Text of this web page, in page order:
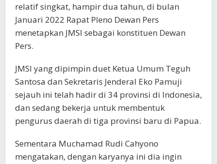
relatif singkat, hampir dua tahun, di bulan
Januari 2022 Rapat Pleno Dewan Pers
menetapkan JMSI sebagai konstituen Dewan
Pers.
JMSI yang dipimpin duet Ketua Umum Teguh
Santosa dan Sekretaris Jenderal Eko Pamuji
sejauh ini telah hadir di 34 provinsi di Indonesia,
dan sedang bekerja untuk membentuk
pengurus daerah di tiga provinsi baru di Papua.
Sementara Muchamad Rudi Cahyono
mengatakan, dengan karyanya ini dia ingin